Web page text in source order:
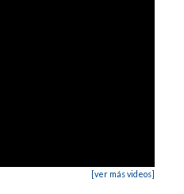
[ver más videos]